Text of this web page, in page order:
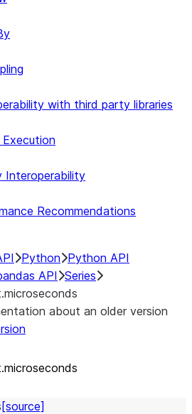
with third party libraries
Interoperability
Recommendations
Python Python API
API Series
about an older version
[source]